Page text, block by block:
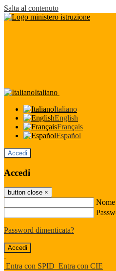
Salta al contenuto
Italiano
Italiano
English
Français
Español
Accedi
Accedi
button close ×
Password dimenticata?
-
Entra con SPID Entra con CIE